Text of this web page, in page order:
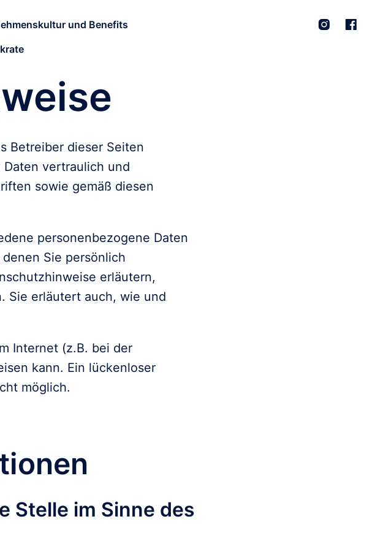
und Benefits
Betreiber dieser Seiten
vertraulich und
sowie gemäß diesen
personenbezogene Daten
Sie persönlich
erläutern,
Sie erläutert auch, wie und
Internet (z.B. bei der
kann. Ein lückenloser
möglich.
Stelle im Sinne des